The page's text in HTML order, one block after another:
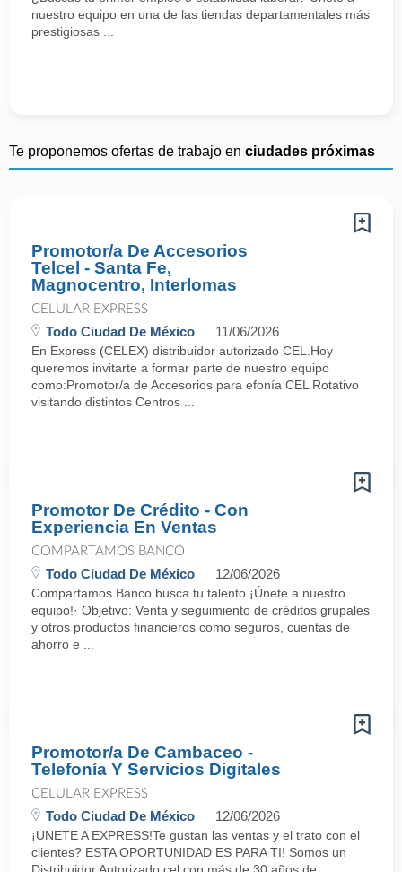
nuestro equipo en una de las tiendas departamentales más
prestigiosas ...
Te proponemos ofertas de trabajo en ciudades próximas
Promotor/a De Accesorios
Telcel - Santa Fe,
Magnocentro, Interlomas
CELULAR EXPRESS
Todo Ciudad De México 11/06/2026
En Express (CELEX) distribuidor autorizado CEL.Hoy
queremos invitarte a formar parte de nuestro equipo
como:Promotor/a de Accesorios para efonía CEL Rotativo
visitando distintos Centros ...
Promotor De Crédito - Con
Experiencia En Ventas
COMPARTAMOS BANCO
Todo Ciudad De México 12/06/2026
Compartamos Banco busca tu talento ¡Únete a nuestro
equipo!· Objetivo: Venta y seguimiento de créditos grupales
y otros productos financieros como seguros, cuentas de
ahorro e ...
Promotor/a De Cambaceo -
Telefonía Y Servicios Digitales
CELULAR EXPRESS
Todo Ciudad De México 12/06/2026
¡UNETE A EXPRESS!Te gustan las ventas y el trato con el
clientes? ESTA OPORTUNIDAD ES PARA TI! Somos un